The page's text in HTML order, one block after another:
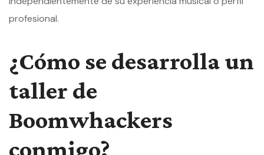
profesional.
¿Cómo se desarrolla un
taller de
Boomwhackers
conmigo?